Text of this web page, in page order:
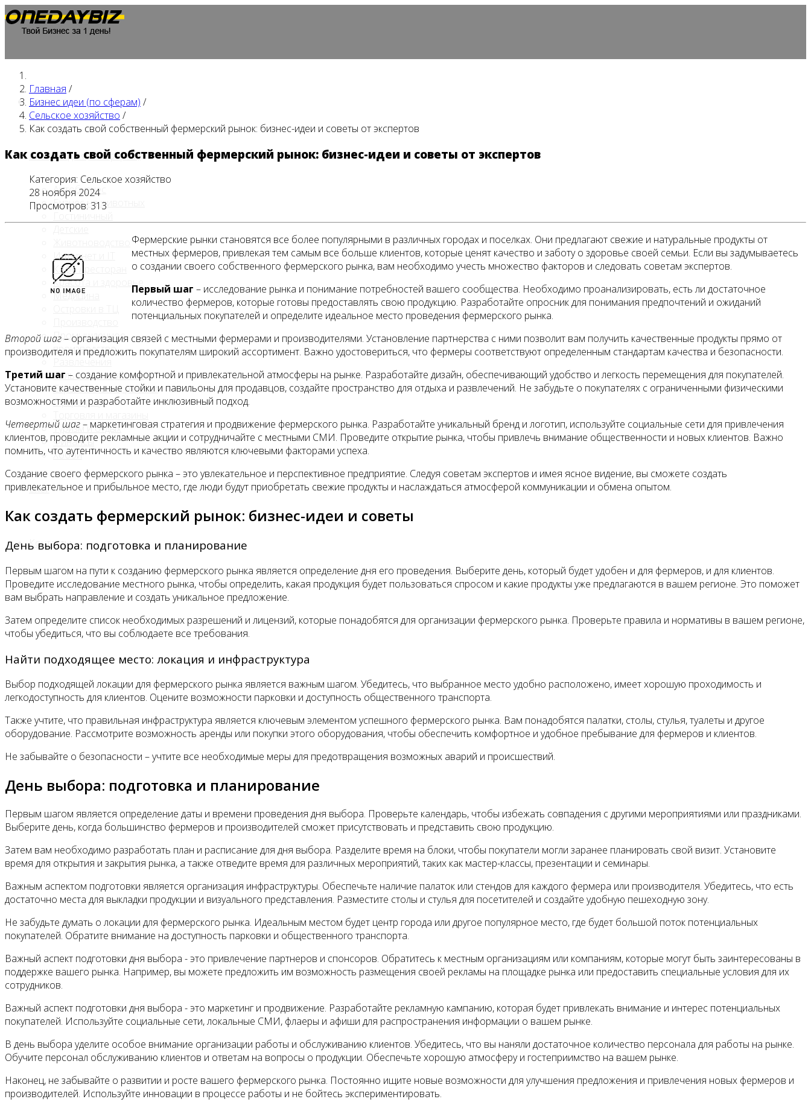
Главная
Бизнес идеи (по сферам)
Автобизнес
Бизнес на животных
Гостиничный
Интернет и IT
Кафе / ресторан
Красота и здоровье
Медицина
Промышленное
производство
Развлечения
Сельское хозяйство
Строительство, ремонт
Сфера услуг
Туризм и отдых
Финансы
Хобби
Блог
Контакты
Главная /
Бизнес идеи (по сферам) /
Сельское хозяйство /
Как создать свой собственный фермерский рынок: бизнес-идеи и советы от экспертов
Как создать свой собственный фермерский рынок: бизнес-идеи и советы от экспертов
Категория: Сельское хозяйство
28 ноября 2024
Просмотров: 313
Фермерские рынки становятся все более популярными в различных городах и поселках. Они предлагают свежие и натуральные продукты от
местных фермеров, привлекая тем самым все больше клиентов, которые ценят качество и заботу о здоровье своей семьи. Если вы задумываетесь
о создании своего собственного фермерского рынка, вам необходимо учесть множество факторов и следовать советам экспертов.
Первый шаг – исследование рынка и понимание потребностей вашего сообщества. Необходимо проанализировать, есть ли достаточное
количество фермеров, которые готовы предоставлять свою продукцию. Разработайте опросник для понимания предпочтений и ожиданий
потенциальных покупателей и определите идеальное место проведения фермерского рынка.
Второй шаг– организация связей с местными фермерами и производителями. Установление партнерства с ними позволит вам получить качественные продукты прямо от
производителя и предложить покупателям широкий ассортимент. Важно удостовериться, что фермеры соответствуют определенным стандартам качества и безопасности.
Третий шаг – создание комфортной и привлекательной атмосферы на рынке. Разработайте дизайн, обеспечивающий удобство и легкость перемещения для покупателей.
Установите качественные стойки и павильоны для продавцов, создайте пространство для отдыха и развлечений. Не забудьте о покупателях с ограниченными физическими
возможностями и разработайте инклюзивный подход.
Четвертый шаг– маркетинговая стратегия и продвижение фермерского рынка. Разработайте уникальный бренд и логотип, используйте социальные сети для привлечения
клиентов, проводите рекламные акции и сотрудничайте с местными СМИ. Проведите открытие рынка, чтобы привлечь внимание общественности и новых клиентов. Важно
помнить, что аутентичность и качество являются ключевыми факторами успеха.
Создание своего фермерского рынка – это увлекательное и перспективное предприятие. Следуя советам экспертов и имея ясное видение, вы сможете создать
привлекательное и прибыльное место, где люди будут приобретать свежие продукты и наслаждаться атмосферой коммуникации и обмена опытом.
Как создать фермерский рынок: бизнес-идеи и советы
День выбора: подготовка и планирование
Первым шагом на пути к созданию фермерского рынка является определение дня его проведения. Выберите день, который будет удобен и для фермеров, и для клиентов.
Проведите исследование местного рынка, чтобы определить, какая продукция будет пользоваться спросом и какие продукты уже предлагаются в вашем регионе. Это поможет
вам выбрать направление и создать уникальное предложение.
Затем определите список необходимых разрешений и лицензий, которые понадобятся для организации фермерского рынка. Проверьте правила и нормативы в вашем регионе,
чтобы убедиться, что вы соблюдаете все требования.
Найти подходящее место: локация и инфраструктура
Выбор подходящей локации для фермерского рынка является важным шагом. Убедитесь, что выбранное место удобно расположено, имеет хорошую проходимость и
легкодоступность для клиентов. Оцените возможности парковки и доступность общественного транспорта.
Также учтите, что правильная инфраструктура является ключевым элементом успешного фермерского рынка. Вам понадобятся палатки, столы, стулья, туалеты и другое
оборудование. Рассмотрите возможность аренды или покупки этого оборудования, чтобы обеспечить комфортное и удобное пребывание для фермеров и клиентов.
Не забывайте о безопасности – учтите все необходимые меры для предотвращения возможных аварий и происшествий.
День выбора: подготовка и планирование
Первым шагом является определение даты и времени проведения дня выбора. Проверьте календарь, чтобы избежать совпадения с другими мероприятиями или праздниками.
Выберите день, когда большинство фермеров и производителей сможет присутствовать и представить свою продукцию.
Затем вам необходимо разработать план и расписание для дня выбора. Разделите время на блоки, чтобы покупатели могли заранее планировать свой визит. Установите
время для открытия и закрытия рынка, а также отведите время для различных мероприятий, таких как мастер-классы, презентации и семинары.
Важным аспектом подготовки является организация инфраструктуры. Обеспечьте наличие палаток или стендов для каждого фермера или производителя. Убедитесь, что есть
достаточно места для выкладки продукции и визуального представления. Разместите столы и стулья для посетителей и создайте удобную пешеходную зону.
Не забудьте думать о локации для фермерского рынка. Идеальным местом будет центр города или другое популярное место, где будет большой поток потенциальных
покупателей. Обратите внимание на доступность парковки и общественного транспорта.
Важный аспект подготовки дня выбора - это привлечение партнеров и спонсоров. Обратитесь к местным организациям или компаниям, которые могут быть заинтересованы в
поддержке вашего рынка. Например, вы можете предложить им возможность размещения своей рекламы на площадке рынка или предоставить специальные условия для их
сотрудников.
Важный аспект подготовки дня выбора - это маркетинг и продвижение. Разработайте рекламную кампанию, которая будет привлекать внимание и интерес потенциальных
покупателей. Используйте социальные сети, локальные СМИ, флаеры и афиши для распространения информации о вашем рынке.
В день выбора уделите особое внимание организации работы и обслуживанию клиентов. Убедитесь, что вы наняли достаточное количество персонала для работы на рынке.
Обучите персонал обслуживанию клиентов и ответам на вопросы о продукции. Обеспечьте хорошую атмосферу и гостеприимство на вашем рынке.
Наконец, не забывайте о развитии и росте вашего фермерского рынка. Постоянно ищите новые возможности для улучшения предложения и привлечения новых фермеров и
производителей. Используйте инновации в процессе работы и не бойтесь экспериментировать.